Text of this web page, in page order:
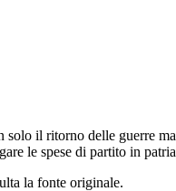
il ritorno delle guerre
le spese di partito in
la fonte originale.